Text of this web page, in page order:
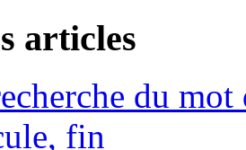
articles
du mot
fin